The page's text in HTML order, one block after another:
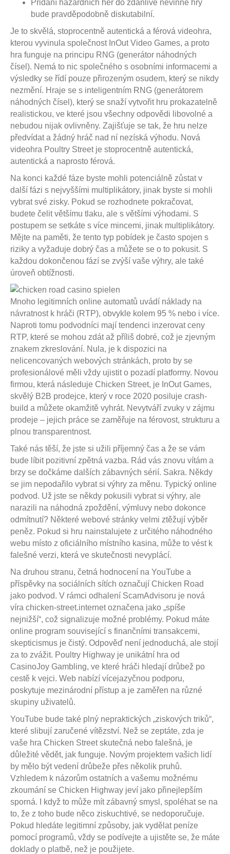
Přidání hazardních her do zdánlivě nevinné hry
bude pravděpodobně diskutabilní.
Je to skvělá, stoprocentně autentická a férová videohra,
kterou vyvinula společnost InOut Video Games, a proto
hra funguje na principu RNG (generátor náhodných
čísel). Nemá to nic společného s osobními informacemi a
výsledky se řídí pouze přirozeným osudem, který se nikdy
nezmění. Hraje se s inteligentním RNG (generátorem
náhodných čísel), který se snaží vytvořit hru prokazatelně
realistickou, ve které jsou všechny odpovědi libovolné a
nebudou nijak ovlivněny. Zajišťuje se tak, že hru nelze
předvídat a žádný hráč nad ní nezíská výhodu. Nová
videohra Poultry Street je stoprocentně autentická,
autentická a naprosto férová.
Na konci každé fáze byste mohli potenciálně zůstat v
další fázi s nejvyššími multiplikátory, jinak byste si mohli
vybrat své zisky. Pokud se rozhodnete pokračovat,
budete čelit většímu tlaku, ale s většími výhodami. S
postupem se setkáte s více mincemi, jinak multiplikátory.
Mějte na paměti, že tento typ pobídek je často spojen s
riziky a vyžaduje dobrý čas a můžete se o to pokusit. S
každou dokončenou fází se zvýší vaše výhry, ale také
úroveň obtížnosti.
Mnoho legitimních online automatů uvádí náklady na
návratnost k hráči (RTP), obvykle kolem 95 % nebo i více.
Naproti tomu podvodníci mají tendenci inzerovat ceny
RTP, které se mohou zdát až příliš dobré, což je zjevným
znakem zkreslování. Nula, je k dispozici na
nelicencovaných webových stránkách, proto by se
profesionálové měli vždy ujistit o pozadí platformy. Novou
firmou, která následuje Chicken Street, je InOut Games,
skvělý B2B prodejce, který v roce 2020 posiluje crash-
build a můžete okamžitě vyhrát. Nevytváří zvuky v zájmu
prodeje – jejich práce se zaměřuje na férovost, strukturu a
plnou transparentnost.
Také nás těší, že jste si užili příjemný čas a že se vám
bude líbit pozitivní zpětná vazba. Rád vás znovu vítám a
brzy se dočkáme dalších zábavných sérií. Sakra. Někdy
se jim nepodařilo vybrat si výhry za měnu. Typický online
podvod. Už jste se někdy pokusili vybrat si výhry, ale
narazili na náhodná zpoždění, výmluvy nebo dokonce
odmítnutí? Některé webové stránky velmi ztěžují výběr
peněz. Pokud si hru nainstalujete z určitého náhodného
webu místo z oficiálního místního kasina, může to vést k
falešné verzi, která ve skutečnosti nevyplácí.
Na druhou stranu, četná hodnocení na YouTube a
příspěvky na sociálních sítích označují Chicken Road
jako podvod. V rámci odhalení ScamAdvisoru je nová
víra chicken-street.internet označena jako „spíše
nejnižší“, což signalizuje možné problémy. Pokud máte
online program související s finančními transakcemi,
skepticismus je čistý. Odpověď není jednoduchá, ale stojí
za to zvážit. Poultry Highway je unikátní hra od
CasinoJoy Gambling, ve které hráči hledají drůbež po
cestě k vejci. Web nabízí vícejazyčnou podporu,
poskytuje mezinárodní přístup a je zaměřen na různé
skupiny uživatelů.
YouTube bude také plný nepraktických „ziskových triků“,
které slibují zaručené vítězství. Než se zeptáte, zda je
vaše hra Chicken Street skutečná nebo falešná, je
důležité vědět, jak funguje. Novým projektem vašich lidí
by mělo být vedení drůbeže přes několik pruhů.
Vzhledem k názorům ostatních a vašemu možnému
zkoumání se Chicken Highway jeví jako přinejlepším
sporná. I když to může mít zábavný smysl, spoléhat se na
to, že z toho bude něco ziskuchtivé, se nedoporučuje.
Pokud hledáte legitimní způsoby, jak vydělat peníze
pomocí programů, vždy se podívejte a ujistěte se, že máte
doklady o platbě, než je použijete.